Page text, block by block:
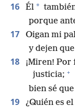
16 Él *
porque
17 Oigan mi
y dejen
18
¡Miren! Por
justicia; +
bien sé
19 ¿Quién es